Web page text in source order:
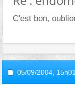
C'est bon,
05/09/2004, 15h01